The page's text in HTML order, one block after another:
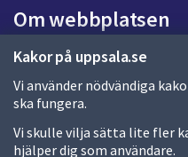
Kakor på uppsala.se
Vi använder nödvändiga
ska fungera.
Vi skulle vilja sätta lite fler
hjälper dig som användare.
d
a
Om webbplatsen
Om webbplatsen
Allmänna handlingar och
Behandling av